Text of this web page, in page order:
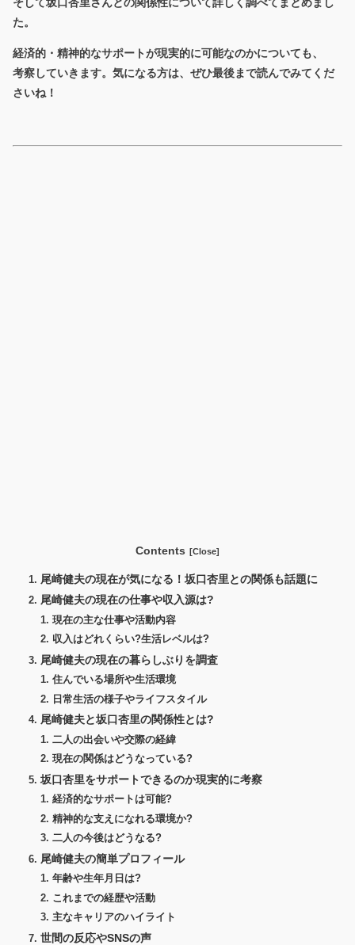
た。
経済的・精神的なサポートが現実的に可能なのかについても、
考察していきます。気になる方は、ぜひ最後まで読んでみてくだ
さいね！
Contents
尾崎健夫の現在が気になる！坂口杏里との関係も話題に
尾崎健夫の現在の仕事や収入源は?
現在の主な仕事や活動内容
収入はどれくらい?生活レベルは?
尾崎健夫の現在の暮らしぶりを調査
住んでいる場所や生活環境
日常生活の様子やライフスタイル
尾崎健夫と坂口杏里の関係性とは?
二人の出会いや交際の経緯
現在の関係はどうなっている?
坂口杏里をサポートできるのか現実的に考察
経済的なサポートは可能?
精神的な支えになれる環境か?
二人の今後はどうなる?
尾崎健夫の簡単プロフィール
年齢や生年月日は?
これまでの経歴や活動
主なキャリアのハイライト
世間の反応やSNSの声